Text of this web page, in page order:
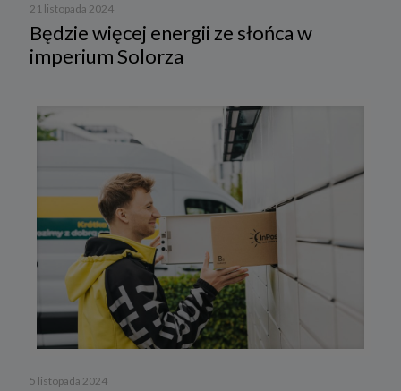
21 listopada 2024
Będzie więcej energii ze słońca w
imperium Solorza
5 listopada 2024